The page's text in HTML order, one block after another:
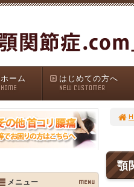
ホーム
HOME
はじめての方へ
NEW CUSTOMER
顎
メニュー MENU